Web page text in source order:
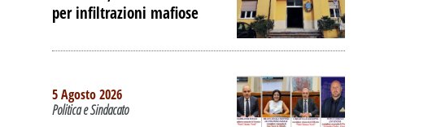
DELL'EX
PORTUALE A
ORE DALLA
STAMPALIBERA.IT
per infiltrazioni mafiose
5 Agosto 2026
Politica e Sindacato